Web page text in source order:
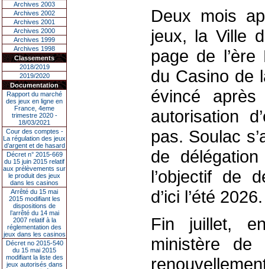
Archives 2003
Archives 2002
Archives 2001
Archives 2000
Archives 1999
Archives 1998
Classements
2018/2019
2019/2020
Documentation
Rapport du marché
des jeux en ligne en
France, 4eme
trimestre 2020 -
18/03/2021
Cour des comptes -
La régulation des jeux
d’argent et de hasard
Décret n° 2015-669
du 15 juin 2015 relatif
aux prélèvements sur
le produit des jeux
dans les casinos
Arrêté du 15 mai
2015 modifiant les
dispositions de
l’arrêté du 14 mai
2007 relatif à la
réglementation des
jeux dans les casinos
Décret no 2015-540
du 15 mai 2015
modifiant la liste des
jeux autorisés dans
Deux mois
jeux, la Ville
page de l’ère
du Casino de
évincé
autorisation
pas. Soulac
de
l’objectif de
d’ici l’été 2026.
Fin juillet,
ministère de